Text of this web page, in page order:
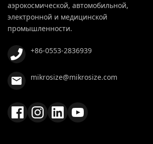
аэрокосмической, автомобильной,
электронной и медицинской
промышленности.
+86-0553-2836939
mikrosize@mikrosize.com